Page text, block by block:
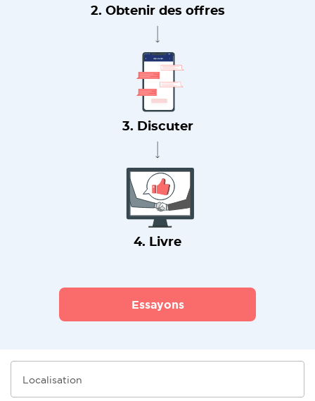
2. Obtenir des offres
3. Discuter
4. Livre
Essayons